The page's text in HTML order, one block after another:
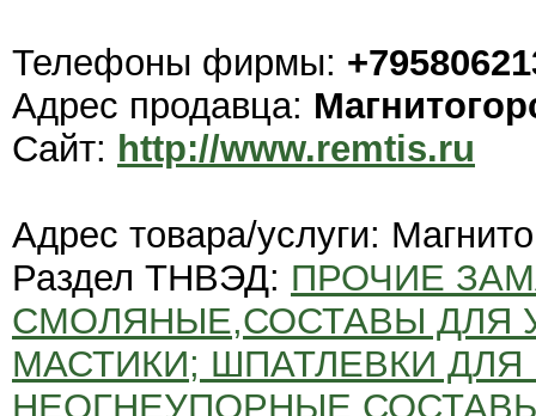
Телефоны фирмы:
Адрес продавца:
Сайт: http://www.remtis.ru
Адрес товара/услуги:
Раздел ТНВЭД: ПРОЧИЕ
СМОЛЯНЫЕ,СОСТАВЫ ДЛЯ
МАСТИКИ; ШПАТЛЕВКИ
НЕОГНЕУПОРНЫЕ